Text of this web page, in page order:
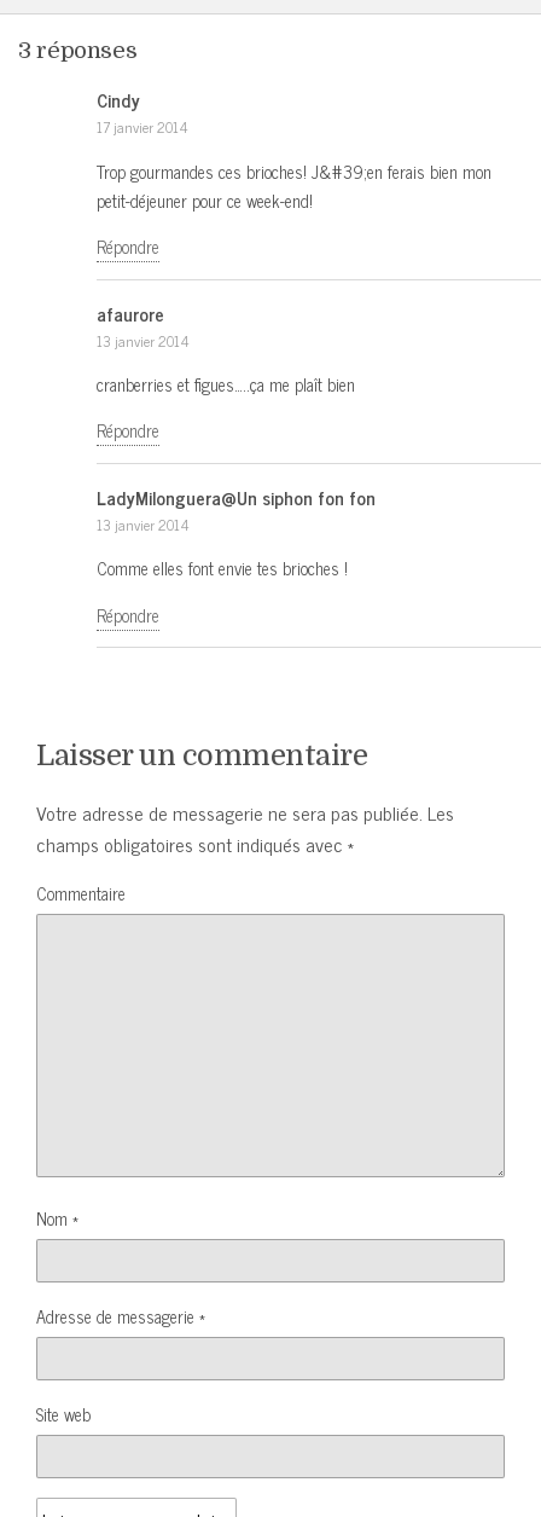
3 réponses
Cindy
17 janvier 2014
Trop gourmandes ces brioches! J&#39;en ferais bien mon
petit-déjeuner pour ce week-end!
Répondre
afaurore
13 janvier 2014
cranberries et figues…..ça me plaît bien
Répondre
LadyMilonguera@Un siphon fon fon
13 janvier 2014
Comme elles font envie tes brioches !
Répondre
Laisser un commentaire
Votre adresse de messagerie ne sera pas publiée. Les
champs obligatoires sont indiqués avec*
Commentaire
Nom *
Adresse de messagerie *
Site web